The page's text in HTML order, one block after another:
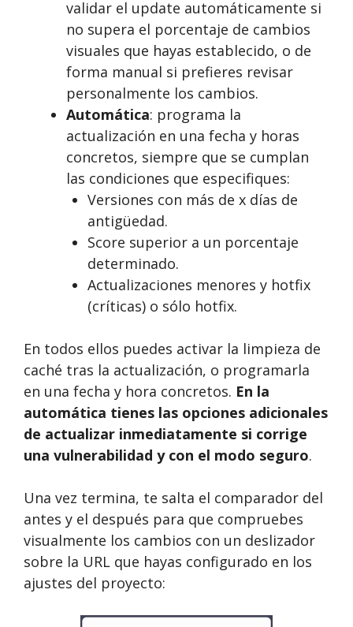
validar el update automáticamente si
no supera el porcentaje de cambios
visuales que hayas establecido, o de
forma manual si prefieres revisar
personalmente los cambios.
Automática: programa la
actualización en una fecha y horas
concretos, siempre que se cumplan
las condiciones que especifiques:
Versiones con más de x días de
antigüedad.
Score superior a un porcentaje
determinado.
Actualizaciones menores y hotfix
(críticas) o sólo hotfix.
En todos ellos puedes activar la limpieza de
caché tras la actualización, o programarla
en una fecha y hora concretos. En la
automática tienes las opciones adicionales
de actualizar inmediatamente si corrige
una vulnerabilidad y con el modo seguro.
Una vez termina, te salta el comparador del
antes y el después para que compruebes
visualmente los cambios con un deslizador
sobre la URL que hayas configurado en los
ajustes del proyecto: